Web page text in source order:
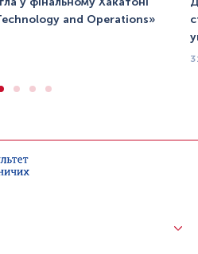
and Operations»